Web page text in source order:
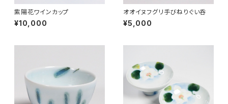
紫陽花ワインカップ
¥10,000
オオイヌフグリ手びねりぐい呑
¥5,000